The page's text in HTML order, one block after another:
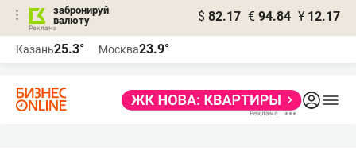
забронируй
валюту
$ 82.17 € 94.84 ¥ 12.17
Казань25.3° Москва23.9°